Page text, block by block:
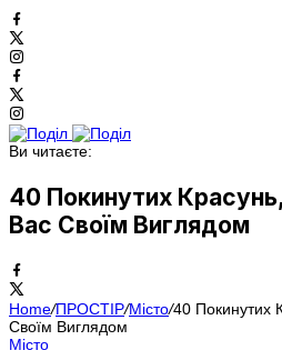
Ви читаєте:
40 Покинутих
Вас Своїм Виглядом
Home/ПРОСТІР/Місто/40 Покинутих
Своїм Виглядом
Місто